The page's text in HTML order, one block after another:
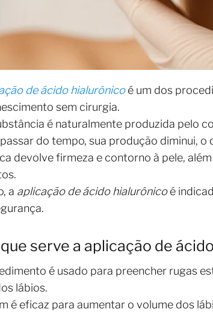
de ácido hialurônicoé um dos
sem cirurgia.
é naturalmente produzida pelo
do tempo, sua produção diminui,
devolve firmeza e contorno à pele,
a aplicação de ácido hialurônicoé
serve a aplicação de
é usado para preencher rugas
lábios.
é eficaz para aumentar o volume dos